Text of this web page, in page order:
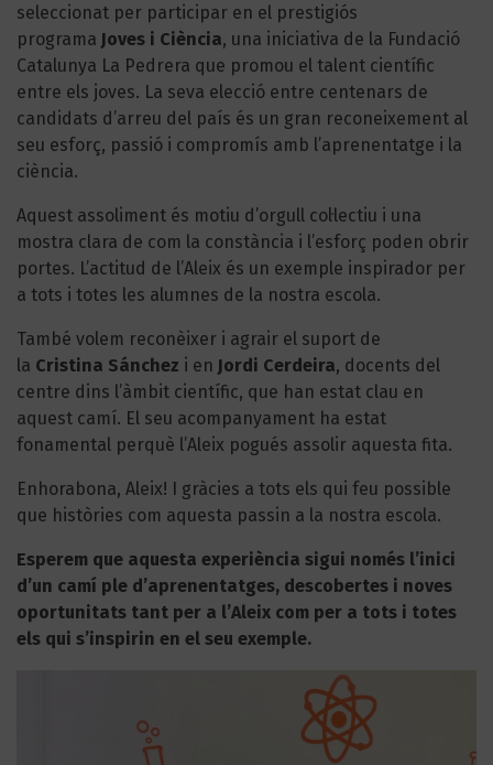
seleccionat per participar en el prestigiós
programa Joves i Ciència, una iniciativa de la Fundació
Catalunya La Pedrera que promou el talent científic
entre els joves. La seva elecció entre centenars de
candidats d’arreu del país és un gran reconeixement al
seu esforç, passió i compromís amb l’aprenentatge i la
ciència.
Aquest assoliment és motiu d’orgull col·lectiu i una
mostra clara de com la constància i l’esforç poden obrir
portes. L’actitud de l’Aleix és un exemple inspirador per
a tots i totes les alumnes de la nostra escola.
També volem reconèixer i agrair el suport de
la Cristina Sánchez i en Jordi Cerdeira, docents del
centre dins l’àmbit científic, que han estat clau en
aquest camí. El seu acompanyament ha estat
fonamental perquè l’Aleix pogués assolir aquesta fita.
Enhorabona, Aleix! I gràcies a tots els qui feu possible
que històries com aquesta passin a la nostra escola.
Esperem que aquesta experiència sigui només l’inici
d’un camí ple d’aprenentatges, descobertes i noves
oportunitats tant per a l’Aleix com per a tots i totes
els qui s’inspirin en el seu exemple.